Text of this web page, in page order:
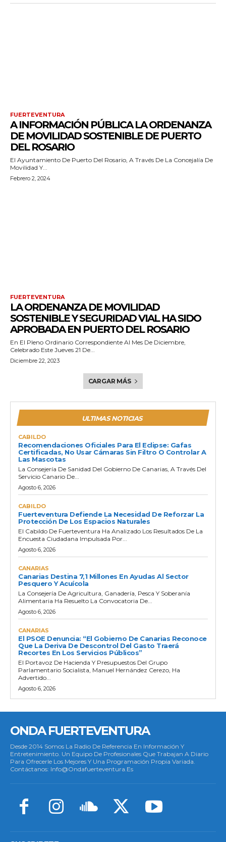
FUERTEVENTURA
A INFORMACIÓN PÚBLICA LA ORDENANZA
DE MOVILIDAD SOSTENIBLE DE PUERTO
DEL ROSARIO
El Ayuntamiento De Puerto Del Rosario, A Través De La Concejalía De
Movilidad Y...
Febrero 2, 2024
FUERTEVENTURA
LA ORDENANZA DE MOVILIDAD
SOSTENIBLE Y SEGURIDAD VIAL HA SIDO
APROBADA EN PUERTO DEL ROSARIO
En El Pleno Ordinario Correspondiente Al Mes De Diciembre,
Celebrado Este Jueves 21 De...
Diciembre 22, 2023
CARGAR MÁS
ULTIMAS NOTICIAS
CABILDO
Recomendaciones Oficiales Para El Eclipse: Gafas
Certificadas, No Usar Cámaras Sin Filtro O Controlar A
Las Mascotas
La Consejería De Sanidad Del Gobierno De Canarias, A Través Del
Servicio Canario De...
Agosto 6, 2026
CABILDO
Fuerteventura Defiende La Necesidad De Reforzar La
Protección De Los Espacios Naturales
El Cabildo De Fuerteventura Ha Analizado Los Resultados De La
Encuesta Ciudadana Impulsada Por...
Agosto 6, 2026
CANARIAS
Canarias Destina 7,1 Millones En Ayudas Al Sector
Pesquero Y Acuícola
La Consejería De Agricultura, Ganadería, Pesca Y Soberanía
Alimentaria Ha Resuelto La Convocatoria De...
Agosto 6, 2026
CANARIAS
El PSOE Denuncia: “El Gobierno De Canarias Reconoce
Que La Deriva De Descontrol Del Gasto Traerá
Recortes En Los Servicios Públicos”
El Portavoz De Hacienda Y Presupuestos Del Grupo
Parlamentario Socialista, Manuel Hernández Cerezo, Ha
Advertido...
Agosto 6, 2026
ONDA FUERTEVENTURA
Desde 2014 Somos La Radio De Referencia En Información Y
Entretenimiento. Un Equipo De Profesionales Que Trabajan A Diario
Para Ofrecerle Los Mejores Y Una Programación Propia Variada.
Contáctanos: Info@ondafuerteventura.es